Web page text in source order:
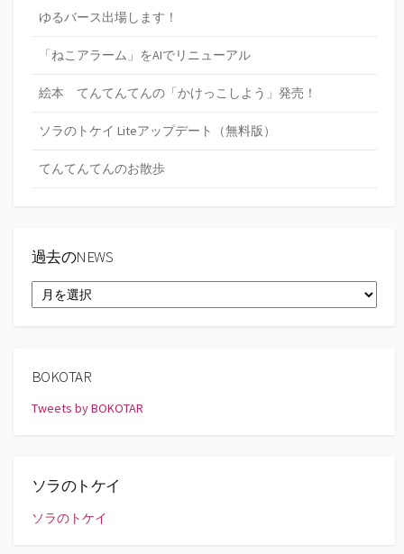
ゆるバース出場します！
「ねこアラーム」をAIでリニューアル
絵本 てんてんてんの「かけっこしよう」発売！
ソラのトケイ Liteアップデート（無料版）
てんてんてんのお散歩
過去のNEWS
去
BOKOTAR
Tweets by BOKOTAR
ソラのトケイ
ソラのトケイ